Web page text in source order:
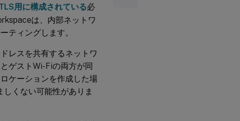
用に構成されている必
は、内部ネットワ
ティングします。
レスを共有するネットワ
ゲストWi-Fiの両方が同
ケーションを作成した場
くない可能性がありま